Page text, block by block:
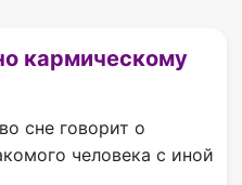
кармическому
сне говорит о
человека с иной